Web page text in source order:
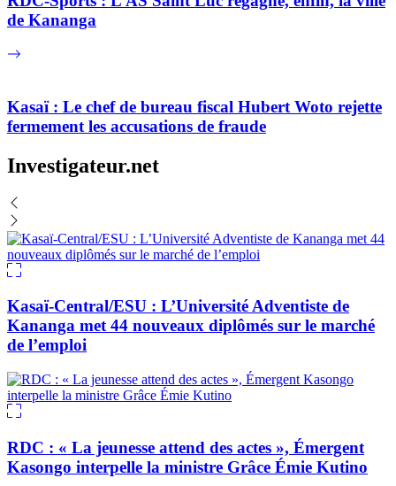
de Kananga
Kasaï : Le chef de bureau fiscal Hubert Woto rejette
fermement les accusations de fraude
Investigateur.net
Kasaï-Central/ESU : L’Université Adventiste de
Kananga met 44 nouveaux diplômés sur le marché
de l’emploi
RDC : « La jeunesse attend des actes », Émergent
Kasongo interpelle la ministre Grâce Émie Kutino